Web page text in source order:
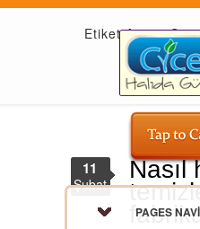
PAGES
Etiket Arşivi:
Nasıl
11
Şubat